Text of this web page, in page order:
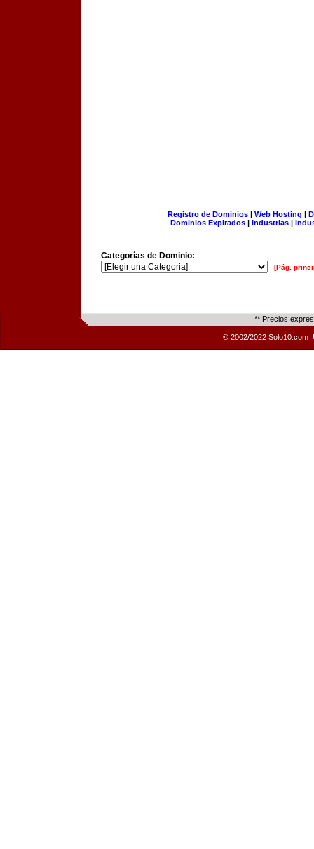
Registro de Dominios| Web Hosting |
Dominios Expirados | Industrias |
Categorías de Dominio:
[Pág.
** Precios
© 2002/2022 Solo10.com